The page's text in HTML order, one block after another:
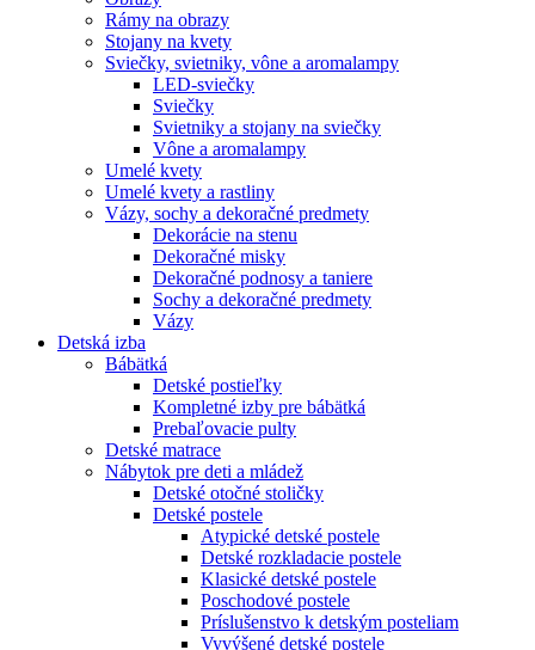
Rámy na obrazy
Stojany na kvety
Sviečky, svietniky, vône a aromalampy
LED-sviečky
Sviečky
Svietniky a stojany na sviečky
Vône a aromalampy
Umelé kvety
Umelé kvety a rastliny
Vázy, sochy a dekoračné predmety
Dekorácie na stenu
Dekoračné misky
Dekoračné podnosy a taniere
Sochy a dekoračné predmety
Vázy
Detská izba
Bábätká
Detské postieľky
Kompletné izby pre bábätká
Prebaľovacie pulty
Detské matrace
Nábytok pre deti a mládež
Detské otočné stoličky
Detské postele
Atypické detské postele
Detské rozkladacie postele
Klasické detské postele
Poschodové postele
Príslušenstvo k detským posteliam
Vyvýšené detské postele